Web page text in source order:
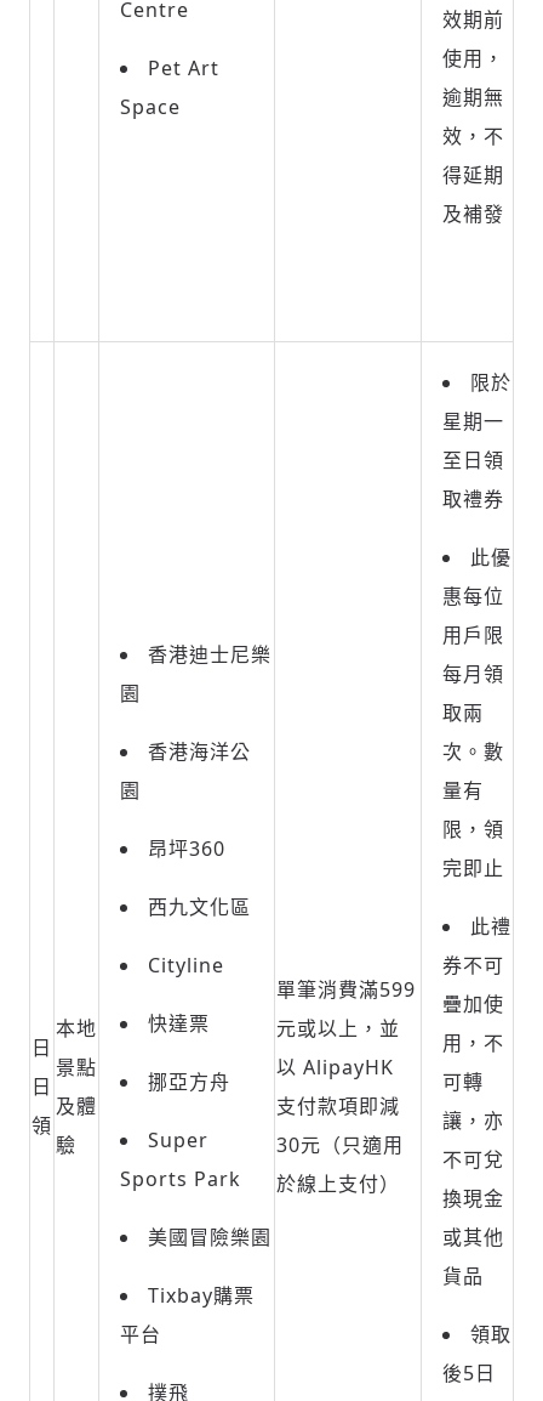
Centre
Pet Art
Space
效期前
使用，
逾期無
效，不
得延期
及補發
日
日
領
本地
景點
及體
驗
香港迪士尼樂
園
香港海洋公
園
昂坪360
西九文化區
Cityline
快達票
挪亞方舟
Super
Sports Park
美國冒險樂園
Tixbay購票
平台
撲飛
單筆消費滿599
元或以上，並
以 AlipayHK
支付款項即減
30元（只適用
於線上支付）
限於
星期一
至日領
取禮券
此優
惠每位
用戶限
每月領
取兩
次。數
量有
限，領
完即止
此禮
券不可
疊加使
用，不
可轉
讓，亦
不可兌
換現金
或其他
貨品
領取
後5日